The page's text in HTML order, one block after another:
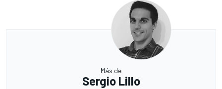
Más de
Sergio Lillo